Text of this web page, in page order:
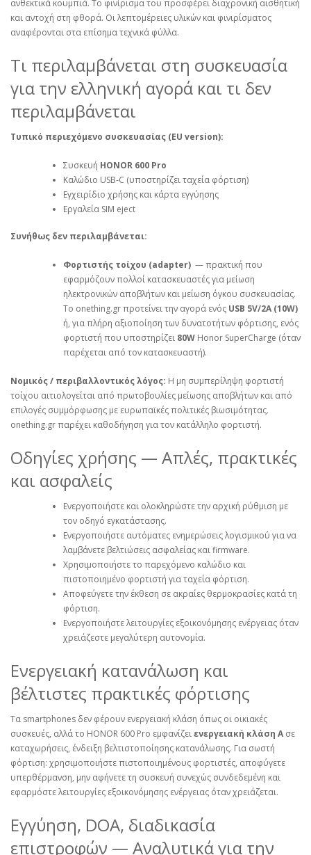
ανθεκτικά κουμπιά. Το φινίρισμα του προσφέρει διαχρονική αισθητική
και αντοχή στη φθορά. Οι λεπτομέρειες υλικών και φινιρίσματος
αναφέρονται στα επίσημα τεχνικά φύλλα.
Τι περιλαμβάνεται στη συσκευασία
για την ελληνική αγορά και τι δεν
περιλαμβάνεται
Τυπικό περιεχόμενο συσκευασίας (EU version):
Συσκευή HONOR 600 Pro
Καλώδιο USB‑C (υποστηρίζει ταχεία φόρτιση)
Εγχειρίδιο χρήσης και κάρτα εγγύησης
Εργαλεία SIM eject
Συνήθως δεν περιλαμβάνεται:
Φορτιστής τοίχου (adapter) — πρακτική που
εφαρμόζουν πολλοί κατασκευαστές για μείωση
ηλεκτρονικών αποβλήτων και μείωση όγκου συσκευασίας.
Το onething.gr προτείνει την αγορά ενός USB 5V/2A (10W)
ή, για πλήρη αξιοποίηση των δυνατοτήτων φόρτισης, ενός
φορτιστή που υποστηρίζει 80W Honor SuperCharge (όταν
παρέχεται από τον κατασκευαστή).
Νομικός / περιβαλλοντικός λόγος: Η μη συμπερίληψη φορτιστή
τοίχου αιτιολογείται από πρωτοβουλίες μείωσης αποβλήτων και από
επιλογές συμμόρφωσης με ευρωπαϊκές πολιτικές βιωσιμότητας.
onething.gr παρέχει καθοδήγηση για τον κατάλληλο φορτιστή.
Οδηγίες χρήσης — Απλές, πρακτικές
και ασφαλείς
Ενεργοποιήστε και ολοκληρώστε την αρχική ρύθμιση με
τον οδηγό εγκατάστασης.
Ενεργοποιήστε αυτόματες ενημερώσεις λογισμικού για να
λαμβάνετε βελτιώσεις ασφαλείας και firmware.
Χρησιμοποιήστε το παρεχόμενο καλώδιο και
πιστοποιημένο φορτιστή για ταχεία φόρτιση.
Αποφεύγετε την έκθεση σε ακραίες θερμοκρασίες κατά τη
φόρτιση.
Ενεργοποιήστε λειτουργίες εξοικονόμησης ενέργειας όταν
χρειάζεστε μεγαλύτερη αυτονομία.
Ενεργειακή κατανάλωση και
βέλτιστες πρακτικές φόρτισης
Τα smartphones δεν φέρουν ενεργειακή κλάση όπως οι οικιακές
συσκευές, αλλά το HONOR 600 Pro εμφανίζειενεργειακή κλάση A σε
καταχωρήσεις, ένδειξη βελτιστοποίησης κατανάλωσης. Για σωστή
φόρτιση: χρησιμοποιήστε πιστοποιημένους φορτιστές, αποφύγετε
υπερθέρμανση, μην αφήνετε τη συσκευή συνεχώς συνδεδεμένη και
εφαρμόστε λειτουργίες εξοικονόμησης ενέργειας όταν χρειάζεται.
Εγγύηση, DOA, διαδικασία
επιστροφών — Αναλυτικά για την